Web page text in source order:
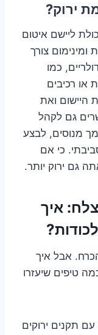
ליישם איטום
ומינימום צורך
כמו
או רכיבים
היישום ואת
גם לקהל
מנוסים, לבצע
כי אם
גם ירוק יותר.
איך
אבל איך
טיפים שיעזרו
תקנים ירוקים